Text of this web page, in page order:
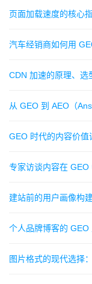
页面加载速度的核心
汽车经销商如何用
CDN 加速的原理、选
从 GEO 到 AEO（
GEO 时代的内容价值
专家访谈内容在 GEO
建站前的用户画像构
个人品牌博客的 GEO
图片格式的现代选择